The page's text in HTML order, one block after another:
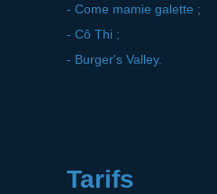
- Come mamie galette ;
- Cô Thi ;
- Burger's Valley.
Tarifs